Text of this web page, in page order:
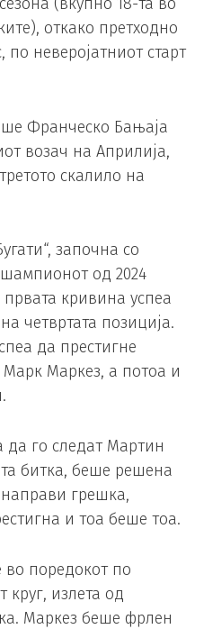
откако претходно
неверојатниот старт
Франческо Бањаја
возач на Априлија,
скалило на
започна со
шампионот од 2024
кривина успеа
четвртата позиција.
да престигне
Марк Маркез, а потоа и
да го следат Мартин
битка, беше решена
направи грешка,
и тоа беше тоа.
поредокот по
круг, излета од
Маркез беше фрлен